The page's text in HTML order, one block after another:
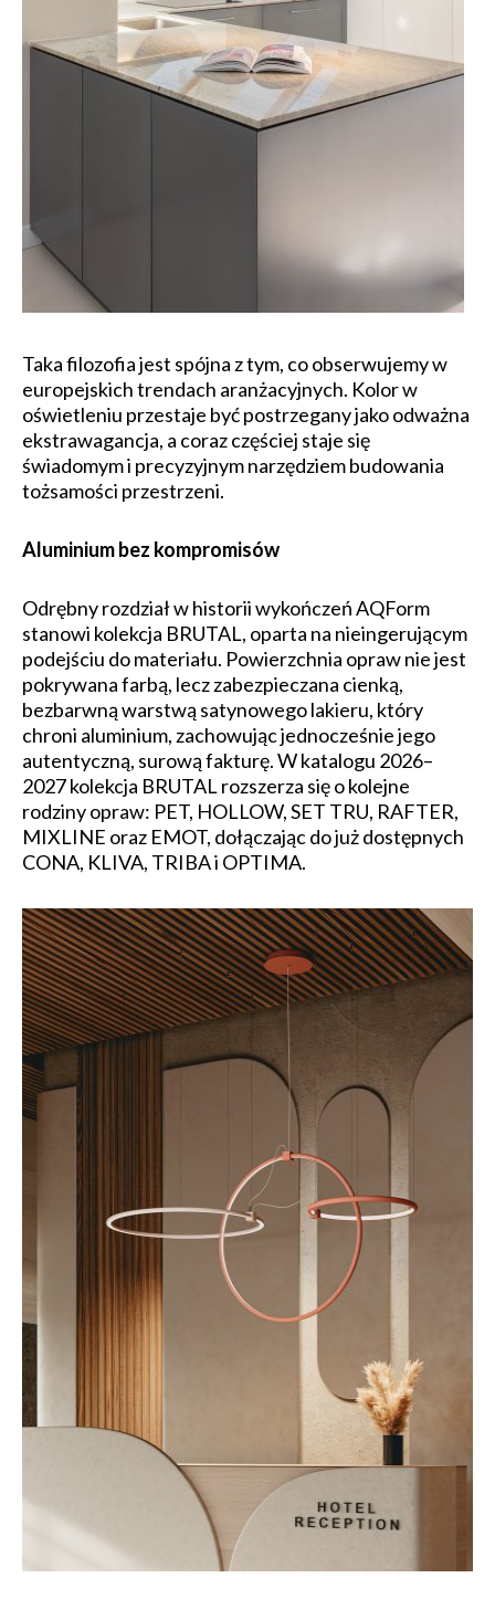
Taka filozofia jest spójna z tym, co obserwujemy w
europejskich trendach aranżacyjnych. Kolor w
oświetleniu przestaje być postrzegany jako odważna
ekstrawagancja, a coraz częściej staje się
świadomym i precyzyjnym narzędziem budowania
tożsamości przestrzeni.
Aluminium bez kompromisów
Odrębny rozdział w historii wykończeń AQForm
stanowi kolekcja BRUTAL, oparta na nieingerującym
podejściu do materiału. Powierzchnia opraw nie jest
pokrywana farbą, lecz zabezpieczana cienką,
bezbarwną warstwą satynowego lakieru, który
chroni aluminium, zachowując jednocześnie jego
autentyczną, surową fakturę. W katalogu 2026–
2027 kolekcja BRUTAL rozszerza się o kolejne
rodziny opraw: PET, HOLLOW, SET TRU, RAFTER,
MIXLINE oraz EMOT, dołączając do już dostępnych
CONA, KLIVA, TRIBA i OPTIMA.